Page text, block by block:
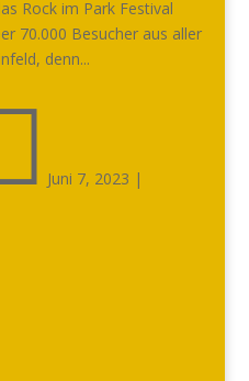
Rock im Park Festival
70.000 Besucher aus aller
denn...
Juni 7, 2023 |